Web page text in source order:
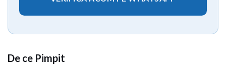
De ce Pimpit